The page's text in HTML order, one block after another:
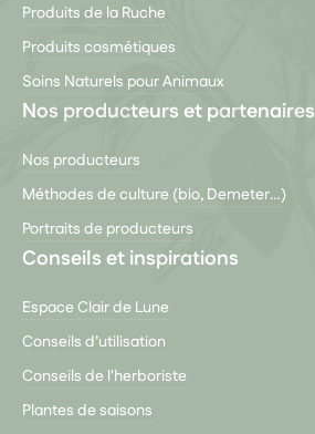
Produits de la Ruche
Produits cosmétiques
Soins Naturels pour Animaux
Nos producteurs et partenaires
Nos producteurs
Méthodes de culture (bio, Demeter…)
Portraits de producteurs
Conseils et inspirations
Espace Clair de Lune
Conseils d’utilisation
Conseils de l'herboriste
Plantes de saisons